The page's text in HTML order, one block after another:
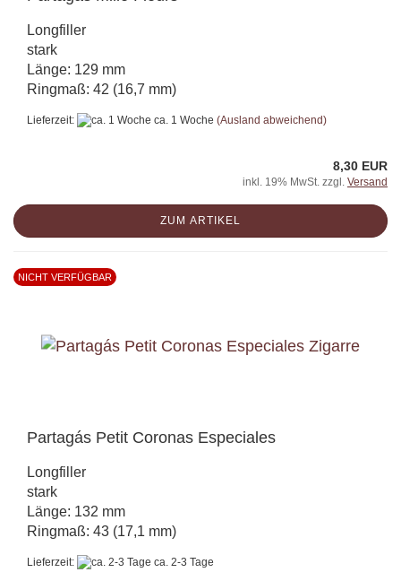
Longfiller
stark
Länge: 129 mm
Ringmaß: 42 (16,7 mm)
Lieferzeit: ca. 1 Woche (Ausland abweichend)
8,30 EUR
inkl. 19% MwSt. zzgl. Versand
ZUM ARTIKEL
NICHT VERFÜGBAR
Partagás Petit Coronas Especiales
Longfiller
stark
Länge: 132 mm
Ringmaß: 43 (17,1 mm)
Lieferzeit: ca. 2-3 Tage